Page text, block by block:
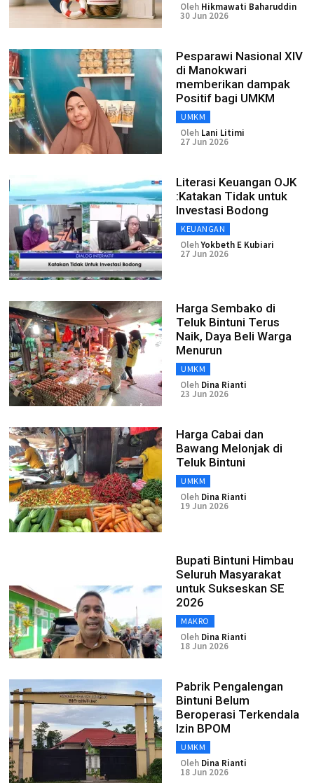
Oleh Hikmawati Baharuddin
30 Jun 2026
Pesparawi Nasional XIV
di Manokwari
memberikan dampak
Positif bagi UMKM
UMKM
Oleh Lani Litimi
27 Jun 2026
Literasi Keuangan OJK
:Katakan Tidak untuk
Investasi Bodong
KEUANGAN
OlehYokbeth E Kubiari
27 Jun 2026
Harga Sembako di
Teluk Bintuni Terus
Naik, Daya Beli Warga
Menurun
UMKM
Oleh Dina Rianti
23 Jun 2026
Harga Cabai dan
Bawang Melonjak di
Teluk Bintuni
UMKM
Oleh Dina Rianti
19 Jun 2026
Bupati Bintuni Himbau
Seluruh Masyarakat
untuk Sukseskan SE
2026
MAKRO
Oleh Dina Rianti
18 Jun 2026
Pabrik Pengalengan
Bintuni Belum
Beroperasi Terkendala
Izin BPOM
UMKM
Oleh Dina Rianti
18 Jun 2026